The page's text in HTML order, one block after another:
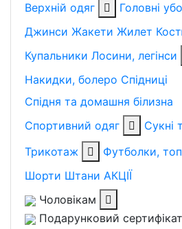
Верхній одяг
Головні
Джинси Жакети Жилет
Купальники Лосини, легінси
Накидки, болеро Спідниці
Спідня та домашня білизна
Спортивний одяг
Сукні
Трикотаж
Футболки,
Шорти Штани АКЦІЇ
Чоловікам
Подарунковий сертифікат